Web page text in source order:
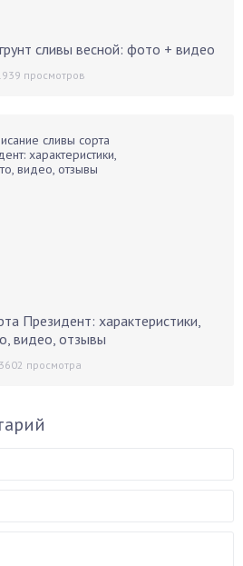
сливы весной: фото + видео
просмотров
Президент: характеристики,
видео, отзывы
3602 просмотра